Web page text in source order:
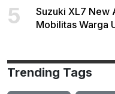
5
Suzuki XL7 New
Mobilitas Warga
Trending Tags